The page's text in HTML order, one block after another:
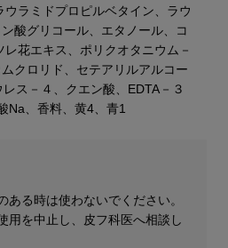
ラミドプロピルベタイン、ラウ
酸グリコール、エタノール、コ
花エキス、ポリクオタニウム－
クロリド、セテアリルアルコー
ス－４、クエン酸、EDTA－３
Na、香料、黄4、青1
ある時は使わないでください。
用を中止し、皮フ科医へ相談し